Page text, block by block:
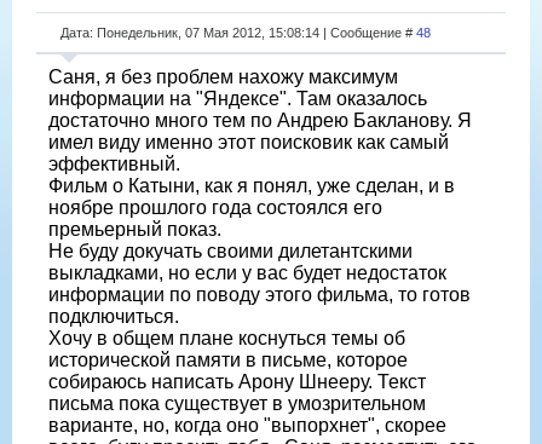
Дата: Понедельник, 07 Мая 2012, 15:08:14 | Сообщение # 48
Саня, я без проблем нахожу максимум
информации на "Яндексе". Там оказалось
достаточно много тем по Андрею Бакланову. Я
имел виду именно этот поисковик как самый
эффективный.
Фильм о Катыни, как я понял, уже сделан, и в
ноябре прошлого года состоялся его
премьерный показ.
Не буду докучать своими дилетантскими
выкладками, но если у вас будет недостаток
информации по поводу этого фильма, то готов
подключиться.
Хочу в общем плане коснуться темы об
исторической памяти в письме, которое
собираюсь написать Арону Шнееру. Текст
письма пока существует в умозрительном
варианте, но, когда оно "выпорхнет", скорее